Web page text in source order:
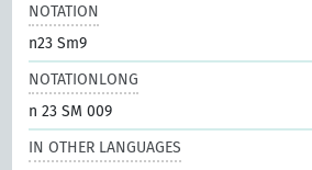
NOTATION
n23 Sm9
NOTATIONLONG
n 23 SM 009
IN OTHER LANGUAGES